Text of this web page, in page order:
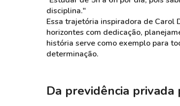
disciplina."
Essa trajetória inspiradora de Carol
horizontes com dedicação,
história serve como exemplo para
determinação.
Da previdência